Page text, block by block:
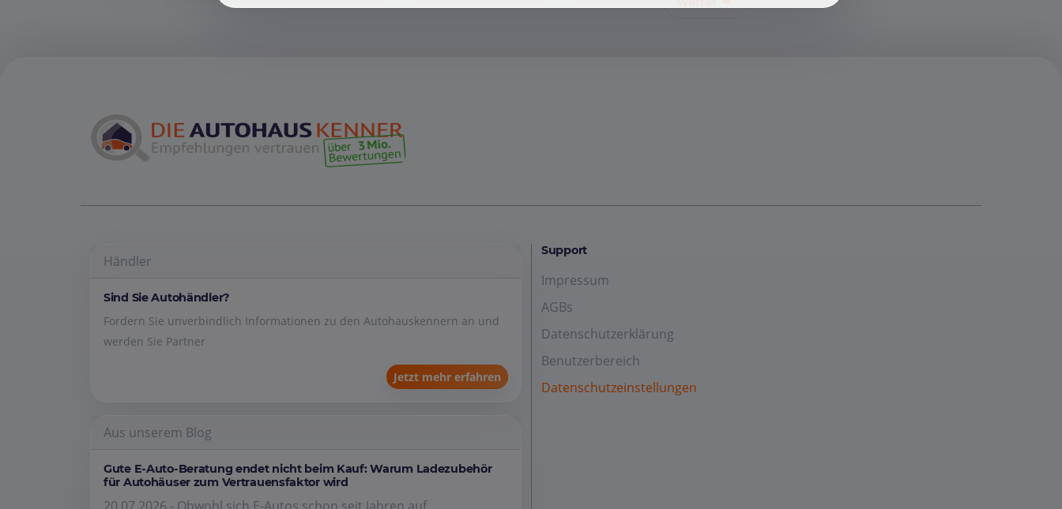
Händler
Sind Sie Autohändler?
Fordern Sie unverbindlich Informationen zu den Autohauskennern an und
werden Sie Partner
Jetzt mehr erfahren
Aus unserem Blog
Gute E-Auto-Beratung endet nicht beim Kauf: Warum Ladezubehör
für Autohäuser zum Vertrauensfaktor wird
Support
Impressum
AGBs
Datenschutzerklärung
Benutzerbereich
Datenschutzeinstellungen